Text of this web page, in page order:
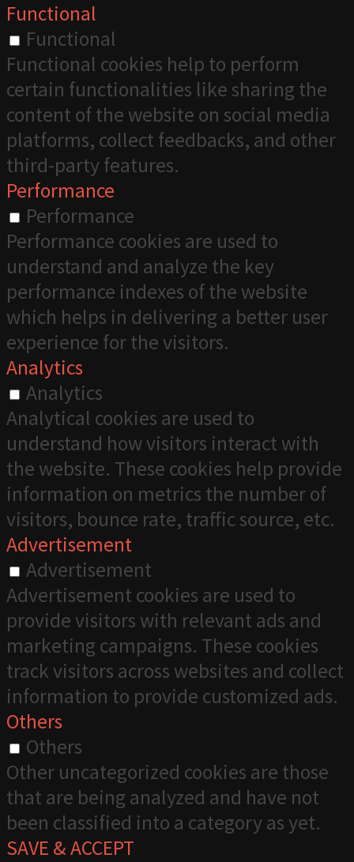
Functional
Functional
Functional cookies help to perform
certain functionalities like sharing the
content of the website on social media
platforms, collect feedbacks, and other
third-party features.
Performance
Performance
Performance cookies are used to
understand and analyze the key
performance indexes of the website
which helps in delivering a better user
experience for the visitors.
Analytics
Analytics
Analytical cookies are used to
understand how visitors interact with
the website. These cookies help provide
information on metrics the number of
visitors, bounce rate, traffic source, etc.
Advertisement
Advertisement
Advertisement cookies are used to
provide visitors with relevant ads and
marketing campaigns. These cookies
track visitors across websites and collect
information to provide customized ads.
Others
Others
Other uncategorized cookies are those
that are being analyzed and have not
been classified into a category as yet.
SAVE & ACCEPT